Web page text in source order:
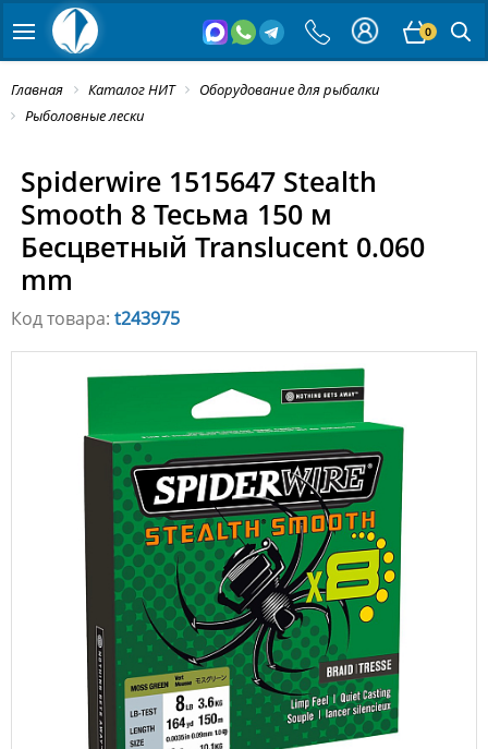
0
Главная Каталог НИТ
Оборудование для рыбалки
Рыболовные лески
Spiderwire 1515647 Stealth
Smooth 8 Тесьма 150 м
Бесцветный Translucent 0.060
mm
Код товара: t243975